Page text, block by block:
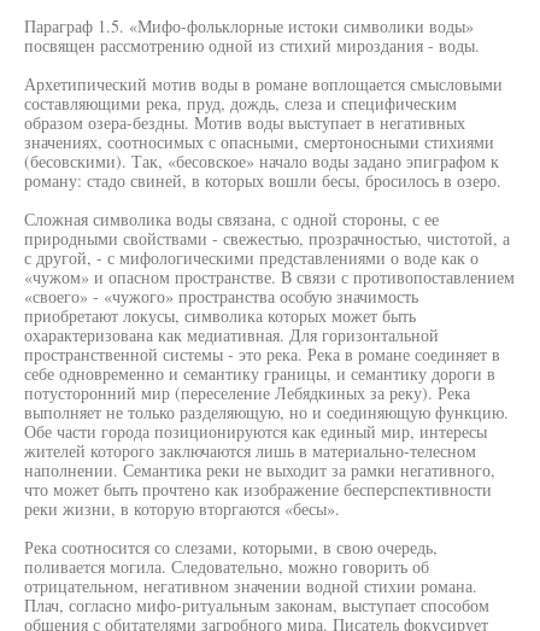
Параграф 1.5. «Мифо-фольклорные истоки символики воды»
посвящен рассмотрению одной из стихий мироздания - воды.
Архетипический мотив воды в романе воплощается смысловыми
составляющими река, пруд, дождь, слеза и специфическим
образом озера-бездны. Мотив воды выступает в негативных
значениях, соотносимых с опасными, смертоносными стихиями
(бесовскими). Так, «бесовское» начало воды задано эпиграфом к
роману: стадо свиней, в которых вошли бесы, бросилось в озеро.
Сложная символика воды связана, с одной стороны, с ее
природными свойствами - свежестью, прозрачностью, чистотой, а
с другой, - с мифологическими представлениями о воде как о
«чужом» и опасном пространстве. В связи с противопоставлением
«своего» - «чужого» пространства особую значимость
приобретают локусы, символика которых может быть
охарактеризована как медиативная. Для горизонтальной
пространственной системы - это река. Река в романе соединяет в
себе одновременно и семантику границы, и семантику дороги в
потусторонний мир (переселение Лебядкиных за реку). Река
выполняет не только разделяющую, но и соединяющую функцию.
Обе части города позиционируются как единый мир, интересы
жителей которого заключаются лишь в материально-телесном
наполнении. Семантика реки не выходит за рамки негативного,
что может быть прочтено как изображение бесперспективности
реки жизни, в которую вторгаются «бесы».
Река соотносится со слезами, которыми, в свою очередь,
поливается могила. Следовательно, можно говорить об
отрицательном, негативном значении водной стихии романа.
Плач, согласно мифо-ритуальным законам, выступает способом
общения с обитателями загробного мира. Писатель фокусирует